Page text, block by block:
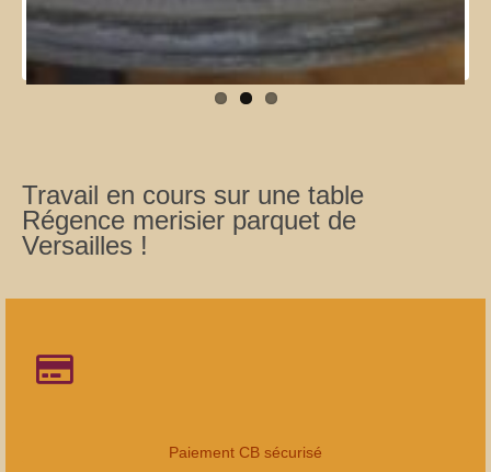
Travail en cours sur une table
Régence merisier parquet de
Versailles !
Paiement CB sécurisé